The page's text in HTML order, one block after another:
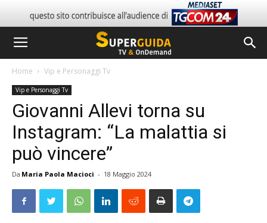
Home Vip e Personaggi Tv
Vip e Personaggi Tv
Giovanni Allevi torna su
Instagram: “La malattia si
può vincere”
Da Maria Paola Macioci - 18 Maggio 2024